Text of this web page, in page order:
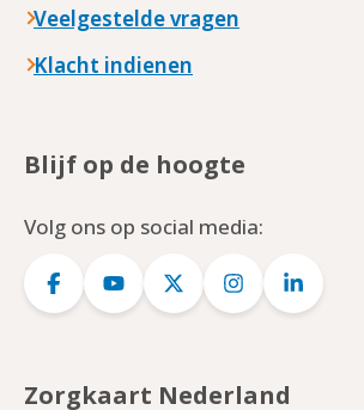
Veelgestelde vragen
Klacht indienen
Blijf op de hoogte
Volg ons op social media:
Logo
Logo
Logo
Logo
Logo
Zorgkaart Nederland